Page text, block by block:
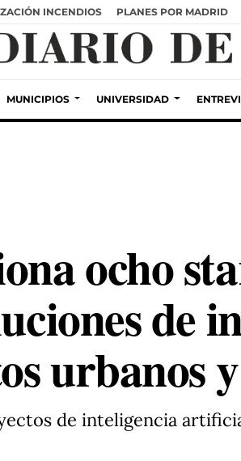
INCENDIOS PLANES POR MADRID
MUNICIPIOS UNIVERSIDAD
ocho
de
urbanos
de inteligencia